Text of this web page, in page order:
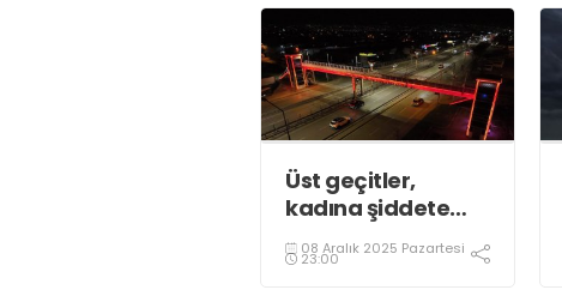
Üst geçitler,
kadına şiddete
karşı “turuncu”
renkle aydınlatıldı;
08 Aralık 2025 Pazartesi
23:00